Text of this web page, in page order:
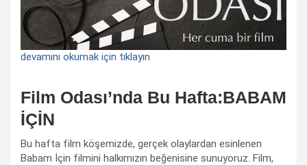
devamını okumak için tıklayın
Film Odası’nda Bu Hafta:BABAM
İÇİN
Bu hafta film köşemizde, gerçek olaylardan esinlenen
Babam İçin filmini halkımızın beğenisine sunuyoruz. Film,